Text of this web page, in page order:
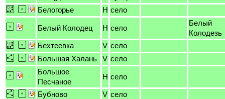
Белогорье
H село
Белый Колодец H село
Белый
Колодезь
Бехтеевка
V село
Большая Халань
V село
Большое
Песчаное
H село
Бубново V село